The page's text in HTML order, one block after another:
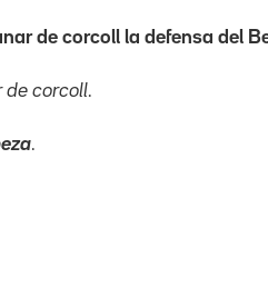
de corcoll la defensa del
de corcoll.
.